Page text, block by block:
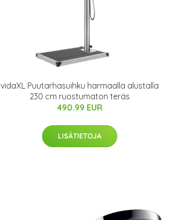
vidaXL Puutarhasuihku harmaalla alustalla
230 cm ruostumaton teräs
490.99 EUR
LISÄTIETOJA